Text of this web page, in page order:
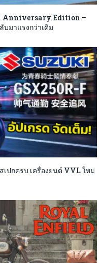
Anniversary Edition –
บมาแรงกว่าเดิม
ปกครบ เครื่องยนต์ VVL ใหม่